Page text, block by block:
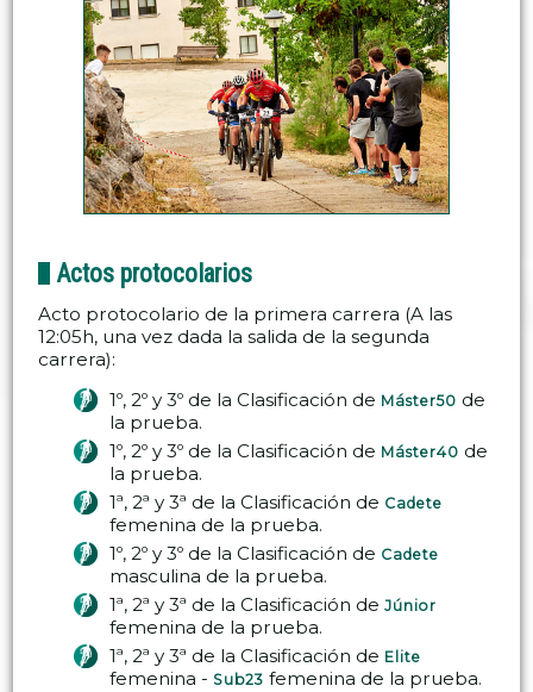
Actos protocolarios
Acto protocolario de la primera carrera (A las
12:05h, una vez dada la salida de la segunda
carrera):
1º, 2º y 3º de la Clasificación de Máster50 de
la prueba.
1º, 2º y 3º de la Clasificación de Máster40 de
la prueba.
1ª, 2ª y 3ª de la Clasificación de Cadete
femenina de la prueba.
1º, 2º y 3º de la Clasificación de Cadete
masculina de la prueba.
1ª, 2ª y 3ª de la Clasificación deJúnior
femenina de la prueba.
1ª, 2ª y 3ª de la Clasificación de Elite
femenina - Sub23 femenina de la prueba.